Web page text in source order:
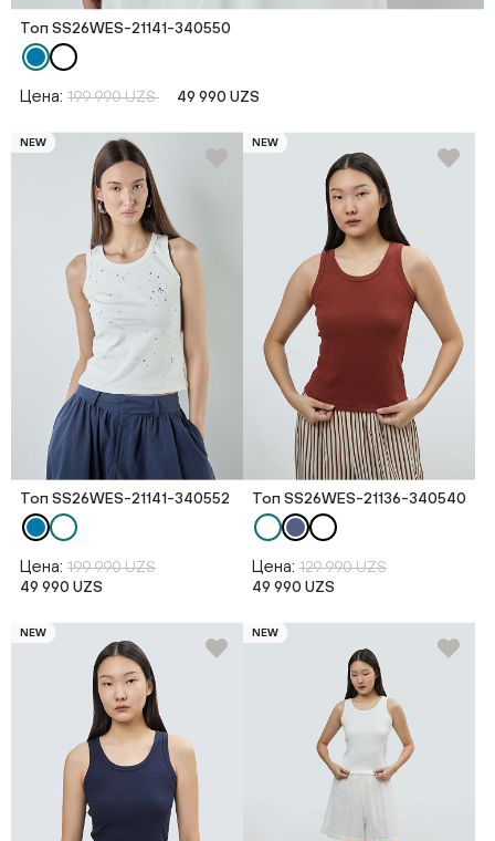
Топ SS26WES-21141-340550
Цена: 199 990 UZS 49 990 UZS
NEW
Топ SS26WES-21141-340552
Цена: 199 990 UZS
49 990 UZS
NEW
Топ SS26WES-21136-340540
Цена: 129 990 UZS
49 990 UZS
NEW NEW